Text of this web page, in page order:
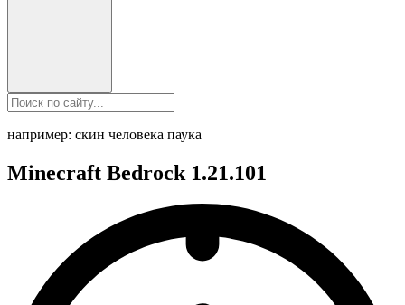
например: скин человека паука
Minecraft Bedrock 1.21.101